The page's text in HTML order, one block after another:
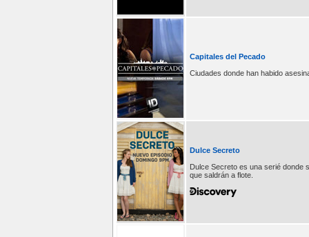
Capitales del Pecado
Ciudades donde han habido
Dulce Secreto
Dulce Secreto es una serié donde
que saldrán a flote.